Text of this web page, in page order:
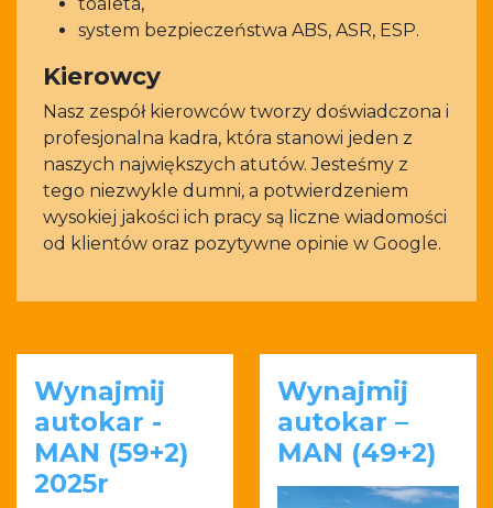
system bezpieczeństwa ABS, ASR, ESP.
Kierowcy
Nasz zespół kierowców tworzy doświadczona i
profesjonalna kadra, która stanowi jeden z
naszych największych atutów. Jesteśmy z
tego niezwykle dumni, a potwierdzeniem
wysokiej jakości ich pracy są liczne wiadomości
od klientów oraz pozytywne opinie w Google.
Wynajmij
autokar -
MAN (59+2)
2025r
Wynajmij
autokar –
MAN (49+2)